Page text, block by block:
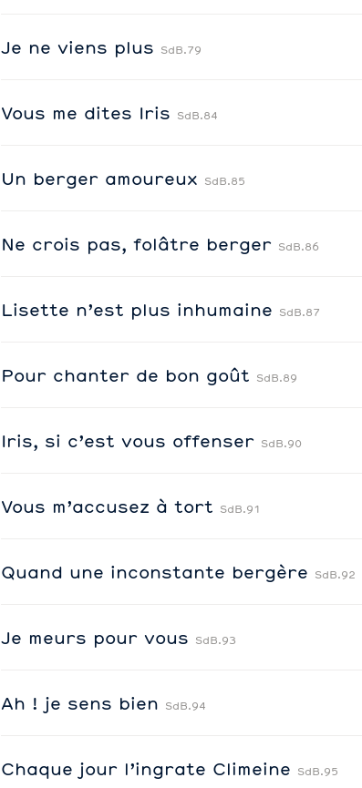
Je ne viens plus SdB.79
Vous me dites Iris SdB.84
Un berger amoureux SdB.85
Ne crois pas, folâtre berger SdB.86
Lisette n’est plus inhumaine SdB.87
Pour chanter de bon goût SdB.89
Iris, si c’est vous offenser SdB.90
Vous m’accusez à tort SdB.91
Quand une inconstante bergère SdB.92
Je meurs pour vous SdB.93
Ah ! je sens bien SdB.94
Chaque jour l’ingrate Climeine SdB.95